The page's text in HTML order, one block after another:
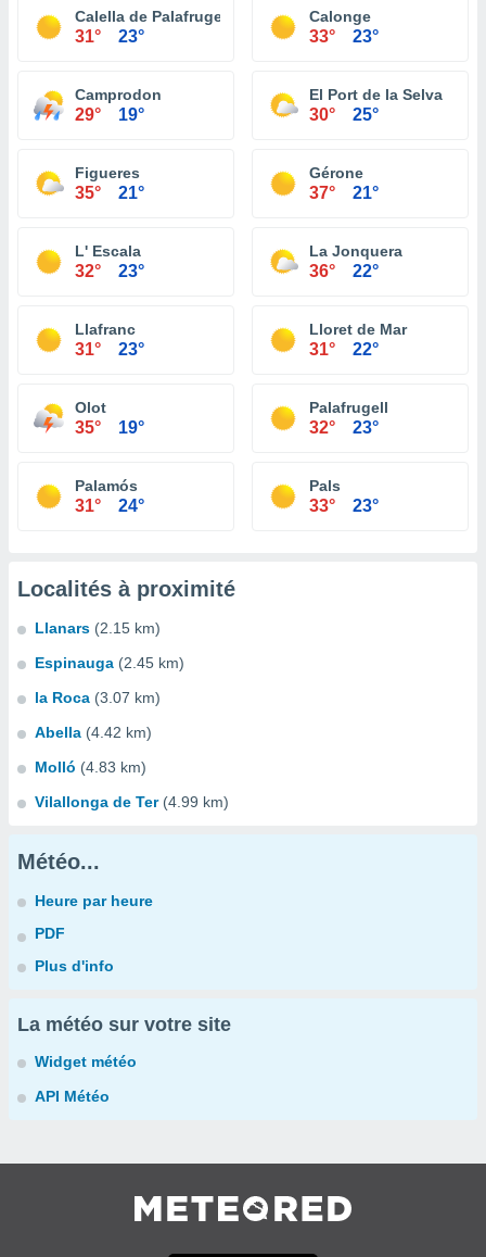
Calella de Palafrugell
31° 23°
Calonge
33° 23°
Camprodon
29° 19°
El Port de la Selva
30° 25°
Figueres
35° 21°
Gérone
37° 21°
L' Escala
32° 23°
La Jonquera
36° 22°
Llafranc
31° 23°
Lloret de Mar
31° 22°
Olot
35° 19°
Palafrugell
32° 23°
Palamós
31° 24°
Pals
33° 23°
Localités à proximité
Llanars (2.15 km)
Espinauga (2.45 km)
la Roca (3.07 km)
Abella (4.42 km)
Molló (4.83 km)
Vilallonga de Ter (4.99 km)
Météo...
Heure par heure
PDF
Plus d'info
La météo sur votre site
Widget météo
API Météo